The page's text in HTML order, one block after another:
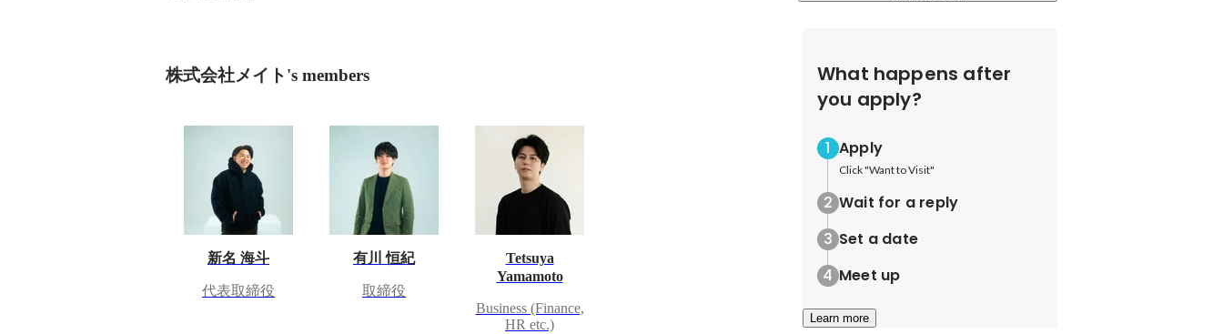
株式会社メイト's members
新名 海斗
代表取締役
有川 恒紀
取締役
Tetsuya
Yamamoto
Business (Finance,
HR etc.)
What happens after
you apply?
Apply
Click "Want to Visit"
Wait for a reply
Set a date
Meet up
Learn more